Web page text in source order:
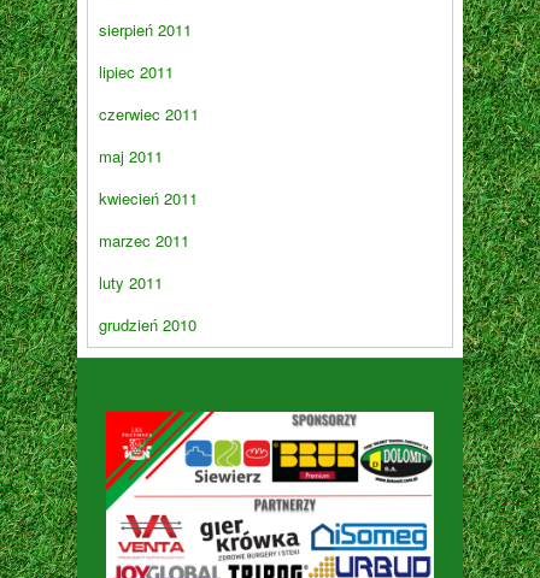
sierpień 2011
lipiec 2011
czerwiec 2011
maj 2011
kwiecień 2011
marzec 2011
luty 2011
grudzień 2010